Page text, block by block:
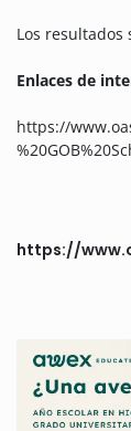
Los resultados
Enlaces de
https://
https://